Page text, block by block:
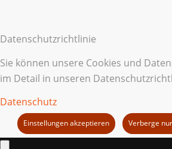
Datenschutzrichtlinie
Sie können unsere Cookies und
im Detail in unseren
Datenschutz
Einstellungen akzeptieren Verberge